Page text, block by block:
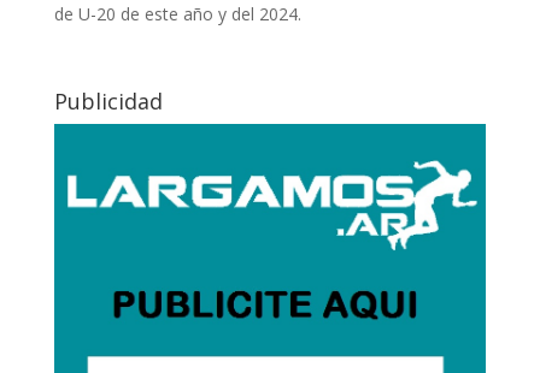
de U-20 de este año y del 2024.
Publicidad